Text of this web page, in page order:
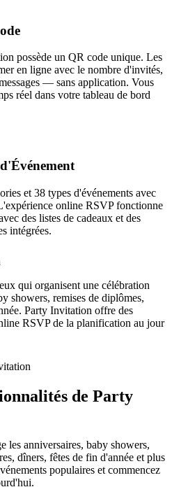
possède un QR code unique. Les
en ligne avec le nombre d'invités,
— sans application. Vous
réel dans votre tableau de bord
et 38 types d'événements avec
online RSVP fonctionne
des listes de cadeaux et des
intégrées.
qui organisent une célébration
showers, remises de diplômes,
Party Invitation offre des
RSVP de la planification au jour
de Party
les anniversaires, baby showers,
dîners, fêtes de fin d'année et plus
populaires et commencez